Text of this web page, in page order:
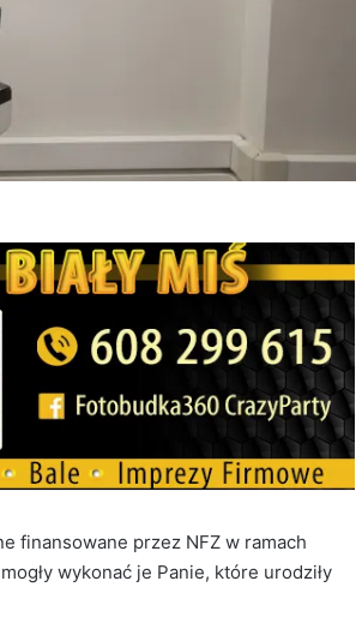
finansowane przez NFZ w ramach
wykonać je Panie, które urodziły